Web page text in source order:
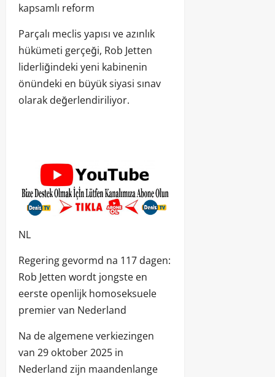
kapsamlı reform
Parçalı meclis yapısı ve azınlık
hükümeti gerçeği, Rob Jetten
liderliğindeki yeni kabinenin
önündeki en büyük siyasi sınav
olarak değerlendiriliyor.
NL
Regering gevormd na 117 dagen:
Rob Jetten wordt jongste en
eerste openlijk homoseksuele
premier van Nederland
Na de algemene verkiezingen
van 29 oktober 2025 in
Nederland zijn maandenlange